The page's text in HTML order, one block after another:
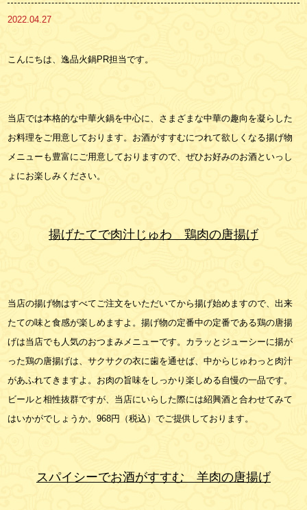
2022.04.27
こんにちは、逸品火鍋PR担当です。
当店では本格的な中華火鍋を中心に、さまざまな中華の趣向を凝らした
お料理をご用意しております。お酒がすすむにつれて欲しくなる揚げ物
メニューも豊富にご用意しておりますので、ぜひお好みのお酒といっし
ょにお楽しみください。
揚げたてで肉汁じゅわ 鶏肉の唐揚げ
当店の揚げ物はすべてご注文をいただいてから揚げ始めますので、出来
たての味と食感が楽しめますよ。揚げ物の定番中の定番である鶏の唐揚
げは当店でも人気のおつまみメニューです。カラッとジューシーに揚が
った鶏の唐揚げは、サクサクの衣に歯を通せば、中からじゅわっと肉汁
があふれてきますよ。お肉の旨味をしっかり楽しめる自慢の一品です。
ビールと相性抜群ですが、当店にいらした際には紹興酒と合わせてみて
はいかがでしょうか。968円（税込）でご提供しております。
スパイシーでお酒がすすむ 羊肉の唐揚げ